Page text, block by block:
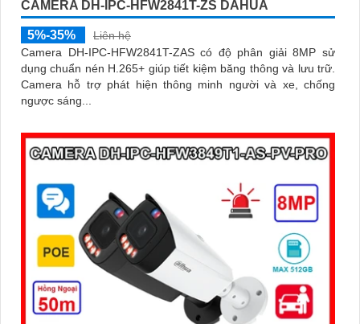
CAMERA DH-IPC-HFW2841T-ZS DAHUA
5%-35%
Liên hệ
Camera DH-IPC-HFW2841T-ZAS có độ phân giải 8MP sử
dụng chuẩn nén H.265+ giúp tiết kiệm băng thông và lưu trữ.
Camera hỗ trợ phát hiện thông minh người và xe, chống
ngược sáng...